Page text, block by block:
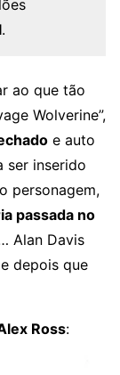
.
ao que tão
Wolverine”,
e auto
ser inserido
personagem,
passada no
Alan Davis
depois que
Ross: